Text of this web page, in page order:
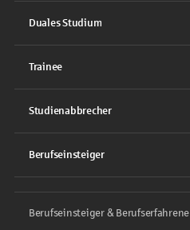
Duales Studium
Trainee
Studienabbrecher
Berufseinsteiger
Berufseinsteiger & Berufserfahrene